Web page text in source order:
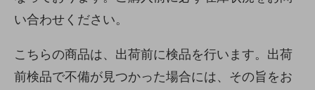
い合わせください。
こちらの商品は、出荷前に検品を行います。出荷
前検品で不備が見つかった場合には、その旨をお